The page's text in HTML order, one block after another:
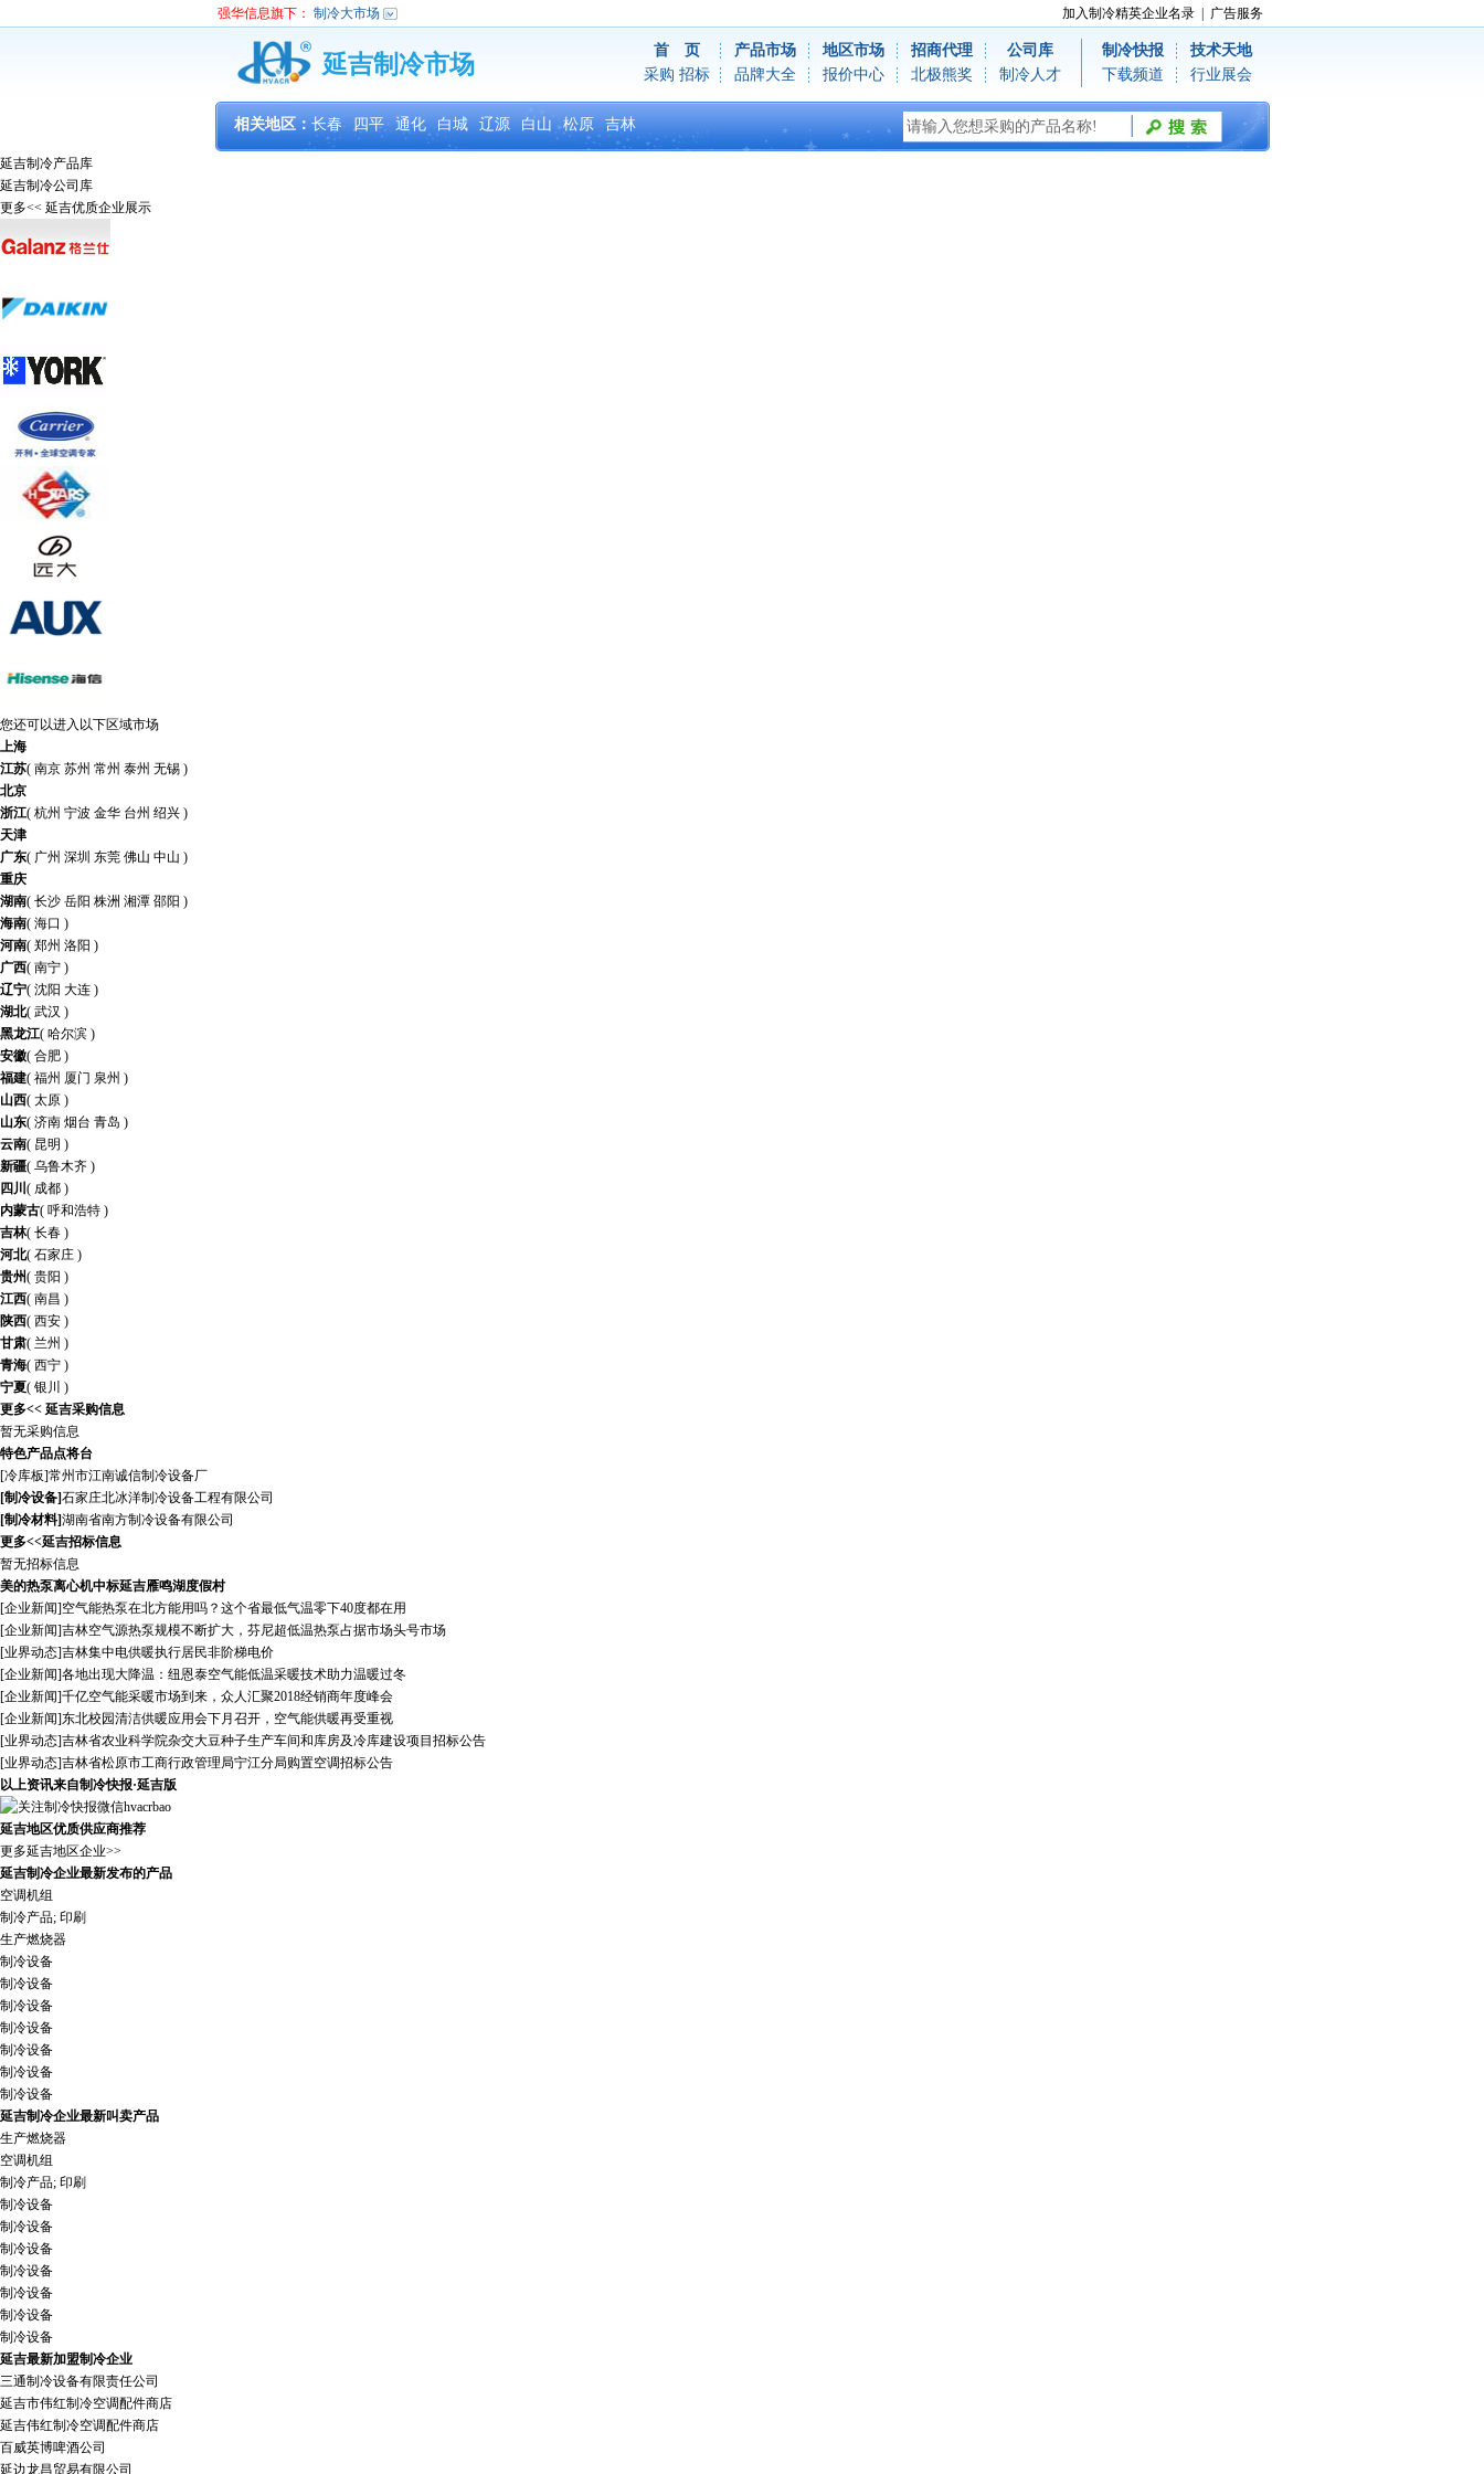
强华信息旗下： 制冷大市场 加入制冷精英企业名录 广告服务
首 页 产品市场 地区市场 招商代理 公司库 制冷快报
技术天地
采购 招标 品牌大全 报价中心 北极熊奖 制冷人才 下载频道 行业展会
延吉制冷市场
相关地区： 长春 四平 通化 白城 辽源 白山 松原 吉林
延吉制冷产品库
延吉制冷公司库
更多<< 延吉优质企业展示
您还可以进入以下区域市场
上海
江苏( 南京 苏州 常州 泰州 无锡 )
北京
浙江( 杭州 宁波 金华 台州 绍兴 )
天津
广东( 广州 深圳 东莞 佛山 中山 )
重庆
湖南( 长沙 岳阳 株洲 湘潭 邵阳 )
海南( 海口 )
河南( 郑州 洛阳 )
广西( 南宁 )
辽宁( 沈阳 大连 )
湖北( 武汉 )
黑龙江( 哈尔滨 )
安徽( 合肥 )
福建( 福州 厦门 泉州 )
山西( 太原 )
山东( 济南 烟台 青岛 )
云南( 昆明 )
新疆( 乌鲁木齐 )
四川 ( 成都 )
内蒙古( 呼和浩特 )
吉林( 长春 )
河北( 石家庄 )
贵州( 贵阳 )
江西( 南昌 )
陕西( 西安 )
甘肃( 兰州 )
青海( 西宁 )
宁夏( 银川 )
更多<< 延吉采购信息
暂无采购信息
特色产品点将台
[冷库板]常州市江南诚信制冷设备厂
[制冷设备]石家庄北冰洋制冷设备工程有限公司
[制冷材料]湖南省南方制冷设备有限公司
更多<<延吉招标信息
暂无招标信息
美的热泵离心机中标延吉雁鸣湖度假村
[企业新闻]空气能热泵在北方能用吗？这个省最低气温零下40度都在用
[企业新闻]吉林空气源热泵规模不断扩大，芬尼超低温热泵占据市场头号市场
[业界动态]吉林集中电供暖执行居民非阶梯电价
[企业新闻]各地出现大降温：纽恩泰空气能低温采暖技术助力温暖过冬
[企业新闻]千亿空气能采暖市场到来，众人汇聚2018经销商年度峰会
[企业新闻]东北校园清洁供暖应用会下月召开，空气能供暖再受重视
[业界动态]吉林省农业科学院杂交大豆种子生产车间和库房及冷库建设项目招标公告
[业界动态]吉林省松原市工商行政管理局宁江分局购置空调招标公告
以上资讯来自制冷快报·延吉版
延吉地区优质供应商推荐
更多延吉地区企业>>
延吉制冷企业最新发布的产品
空调机组
制冷产品; 印刷
生产燃烧器
制冷设备
制冷设备
制冷设备
制冷设备
制冷设备
制冷设备
制冷设备
延吉制冷企业最新叫卖产品
生产燃烧器
空调机组
制冷产品; 印刷
制冷设备
制冷设备
制冷设备
制冷设备
制冷设备
制冷设备
制冷设备
延吉最新加盟制冷企业
三通制冷设备有限责任公司
延吉市伟红制冷空调配件商店
延吉伟红制冷空调配件商店
百威英博啤酒公司
延边龙昌贸易有限公司